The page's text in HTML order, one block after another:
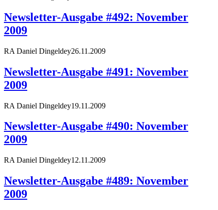
Newsletter-Ausgabe #492: November
2009
RA Daniel Dingeldey26.11.2009
Newsletter-Ausgabe #491: November
2009
RA Daniel Dingeldey19.11.2009
Newsletter-Ausgabe #490: November
2009
RA Daniel Dingeldey12.11.2009
Newsletter-Ausgabe #489: November
2009